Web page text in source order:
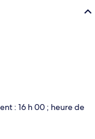
: 16 h 00 ; heure de